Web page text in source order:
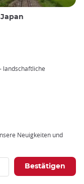
landschaftliche
Neuigkeiten und